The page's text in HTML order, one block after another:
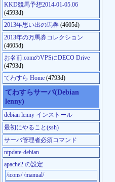
KKD競馬予想2014-01-05.06
(4593d)
2013年思い出の馬券 (4605d)
2013年の万馬券コレクション
(4605d)
お名前.comのVPSにDECO Drive
(4793d)
てわすら Home (4793d)
てわすらサーバ(Debian
lenny)
debian lenny インストール
最初にやること(ssh)
サーバ管理者必須コマンド
ntpdate-debian
apache2 の設定
/icons/ /manual/